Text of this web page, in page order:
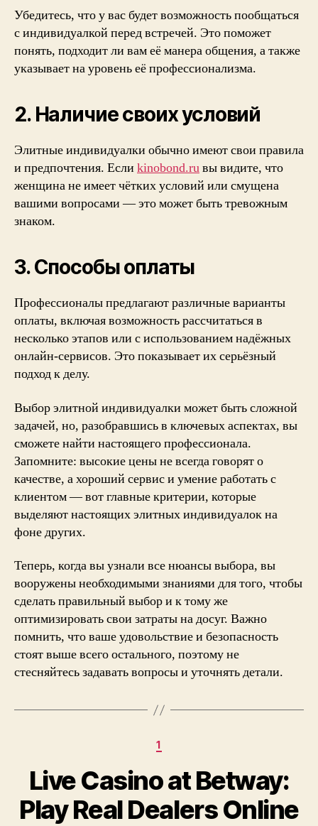
Убедитесь, что у вас будет возможность пообщаться
с индивидуалкой перед встречей. Это поможет
понять, подходит ли вам её манера общения, а также
указывает на уровень её профессионализма.
2. Наличие своих условий
Элитные индивидуалки обычно имеют свои правила
и предпочтения. Если kinobond.ruвы видите, что
женщина не имеет чётких условий или смущена
вашими вопросами — это может быть тревожным
знаком.
3. Способы оплаты
Профессионалы предлагают различные варианты
оплаты, включая возможность рассчитаться в
несколько этапов или с использованием надёжных
онлайн-сервисов. Это показывает их серьёзный
подход к делу.
Выбор элитной индивидуалки может быть сложной
задачей, но, разобравшись в ключевых аспектах, вы
сможете найти настоящего профессионала.
Запомните: высокие цены не всегда говорят о
качестве, а хороший сервис и умение работать с
клиентом — вот главные критерии, которые
выделяют настоящих элитных индивидуалок на
фоне других.
Теперь, когда вы узнали все нюансы выбора, вы
вооружены необходимыми знаниями для того, чтобы
сделать правильный выбор и к тому же
оптимизировать свои затраты на досуг. Важно
помнить, что ваше удовольствие и безопасность
стоят выше всего остального, поэтому не
стесняйтесь задавать вопросы и уточнять детали.
Categories
1
Live Casino at Betway:
Play Real Dealers Online